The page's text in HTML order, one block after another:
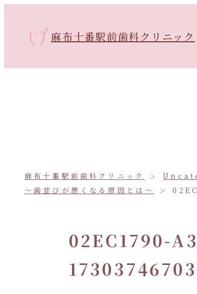
麻布十番駅前歯科クリニック
麻布十番駅前歯科クリニック
〜歯並びが悪くなる原因とは〜
02EC1790-